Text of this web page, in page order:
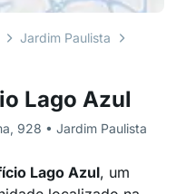
Lago Azul
928 • Jardim Paulista
Lago Azul, um
Jardim Paulista